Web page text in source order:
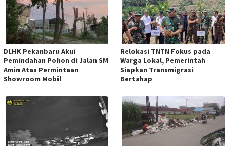
DLHK Pekanbaru Akui
Pemindahan Pohon di Jalan SM
Amin Atas Permintaan
Showroom Mobil
Relokasi TNTN Fokus pada
Warga Lokal, Pemerintah
Siapkan Transmigrasi
Bertahap